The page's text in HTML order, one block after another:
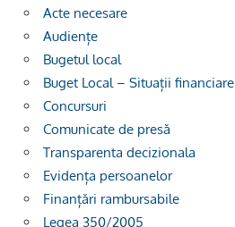
Acte necesare
Audiențe
Bugetul local
Buget Local – Situații financiare
Concursuri
Comunicate de presă
Transparenta decizionala
Evidența persoanelor
Finanțări rambursabile
Legea 350/2005